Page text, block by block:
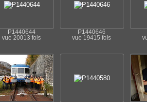
P1440644
vue 20013 fois
P1440646
vue 19415 fois